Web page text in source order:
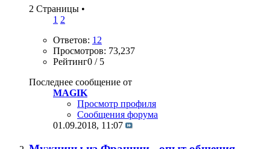
2 Страницы •
1 2
Ответов: 12
Просмотров: 73,237
Рейтинг0 / 5
Последнее сообщение от
MAGIK
Просмотр профиля
Сообщения форума
01.09.2018, 11:07